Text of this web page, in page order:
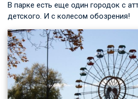
В парке есть еще один городок с
детского. И с колесом обозрения!